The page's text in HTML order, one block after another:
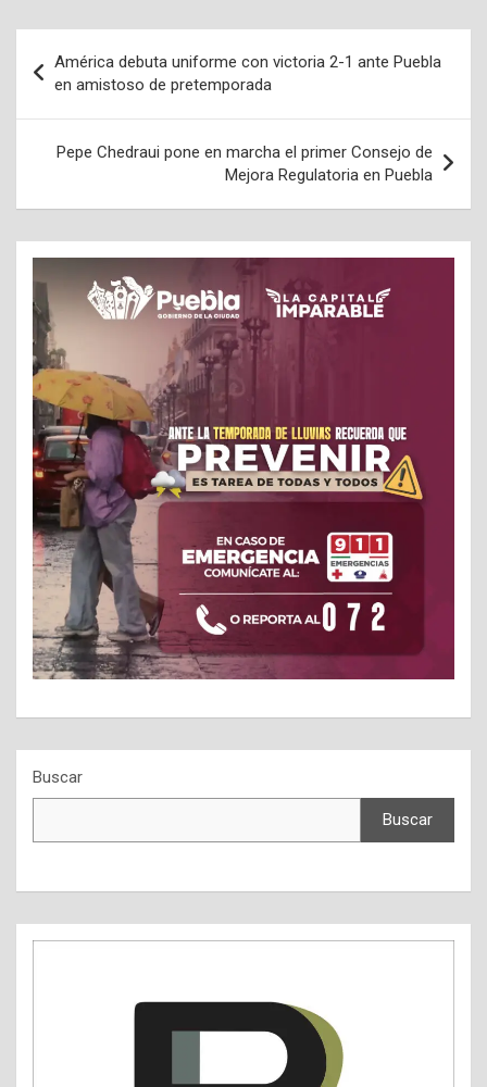
de
entradas
América debuta uniforme con victoria 2-1 ante Puebla
en amistoso de pretemporada
Pepe Chedraui pone en marcha el primer Consejo de
Mejora Regulatoria en Puebla
Buscar
Buscar